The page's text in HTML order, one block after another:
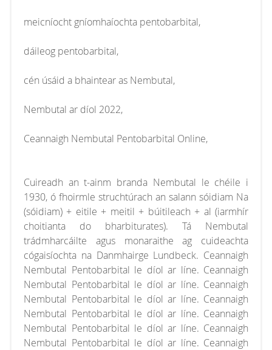
meicníocht gníomhaíochta pentobarbital,
dáileog pentobarbital,
cén úsáid a bhaintear as Nembutal,
Nembutal ar díol 2022,
Ceannaigh Nembutal Pentobarbital Online,
Cuireadh an t-ainm branda Nembutal le chéile i
1930, ó fhoirmle struchtúrach an salann sóidiam Na
(sóidiam) + eitile + meitil + búitileach + al (iarmhír
choitianta do bharbiturates). Tá Nembutal
trádmharcáilte agus monaraithe ag cuideachta
cógaisíochta na Danmhairge Lundbeck. Ceannaigh
Nembutal Pentobarbital le díol ar líne. Ceannaigh
Nembutal Pentobarbital le díol ar líne. Ceannaigh
Nembutal Pentobarbital le díol ar líne. Ceannaigh
Nembutal Pentobarbital le díol ar líne. Ceannaigh
Nembutal Pentobarbital le díol ar líne. Ceannaigh
Nembutal Pentobarbital le díol ar líne. Ceannaigh